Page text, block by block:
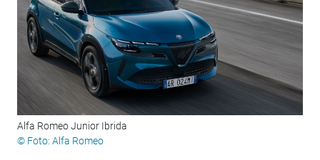
Alfa Romeo Junior Ibrida
© Foto: Alfa Romeo